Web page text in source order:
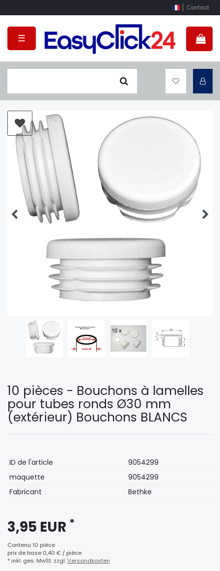
Contact
☰
10 pièces - Bouchons à lamelles
pour tubes ronds Ø30 mm
(extérieur) Bouchons BLANCS
Caractéristique
technique
Valeur
ID de l'article
9054299
maquette
9054299
Fabricant
Bethke
3,95 EUR *
Contenu 10 pièce
prix de base 0,40 € / pièce
* inkl. ges. MwSt. zzgl.Versandkosten